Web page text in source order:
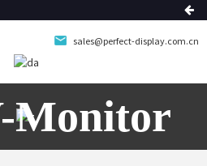
sales@perfect-display.com.cn
Monitor